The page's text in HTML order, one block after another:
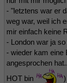
- "letztens war er
weg war, weil ich
mir einfach keine
- London war ja
- wieder kam eine
angesprochen
HOT bin
)